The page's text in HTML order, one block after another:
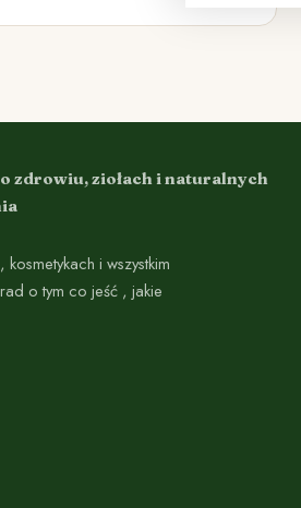
zdrowiu, ziołach i naturalnych
i wszystkim
o tym co jeść , jakie